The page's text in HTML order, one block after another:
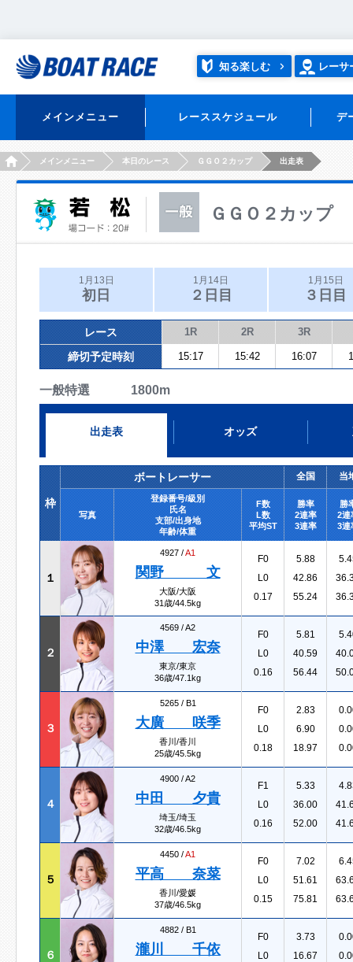
知る楽しむ レーサ
メインメニュー レーススケジュール デ
HOMEメインメニュー 本日のレース ＧＧＯ２カップ 出走表
ＧＧＯ２カップ
1月13日
初日
1月14日
２日目
1月15日
３日目
レース 1R 2R 3R
締切予定時刻 15:17 15:42 16:07
一般特選 1800m
出走表 オッズ
枠
ボートレーサー 全国 当
写真
登録番号/級別
氏名
支部/出身地
年齢/体重
F数
L数
平均ST
勝率
2連率
3連率
勝
2連
3連
１
4927 /A1
関野 文
大阪/大阪
31歳/44.5kg
F0
L0
0.17
5.88
42.86
55.24
２
4569 /A2
中澤 宏奈
東京/東京
36歳/47.1kg
F0
L0
0.16
5.81
40.59
56.44
３
5265 / B1
大廣 咲季
香川/香川
25歳/45.5kg
F0
L0
0.18
2.83
6.90
18.97
４
4900 /A2
中田 夕貴
埼玉/埼玉
32歳/46.5kg
F1
L0
0.16
5.33
36.00
52.00
５
4450 /A1
平高 奈菜
香川/愛媛
37歳/46.5kg
F0
L0
0.15
7.02
51.61
75.81
６
4882 / B1
瀧川 千依
F0
L0
3.73
16.67